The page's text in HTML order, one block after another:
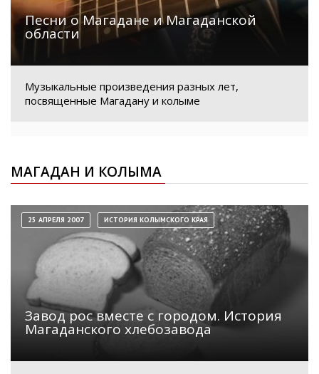
Песни о Магадане и Магаданской
области
Музыкальные произведения разных лет,
посвященные Магадану и колыме
МАГАДАН И КОЛЫМА
Завод рос вместе с городом. История
Магаданского хлебозавода
25 АПРЕЛЯ 2007 ИСТОРИЯ КОЛЫМСКОГО КРАЯ